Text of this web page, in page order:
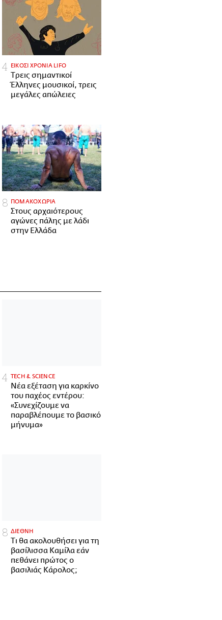
ΕΙΚΟΣΙ ΧΡΟΝΙΑ LIFO
Tρεις σημαντικοί
Έλληνες μουσικοί, τρεις
μεγάλες απώλειες
ΠΟΜΑΚΟΧΩΡΙΑ
Στους αρχαιότερους
αγώνες πάλης με λάδι
στην Ελλάδα
ΤECH & SCIENCE
Νέα εξέταση για καρκίνο
του παχέος εντέρου:
«Συνεχίζουμε να
παραβλέπουμε το βασικό
μήνυμα»
ΔΙΕΘΝΗ
Τι θα ακολουθήσει για τη
βασίλισσα Καμίλα εάν
πεθάνει πρώτος ο
βασιλιάς Κάρολος;